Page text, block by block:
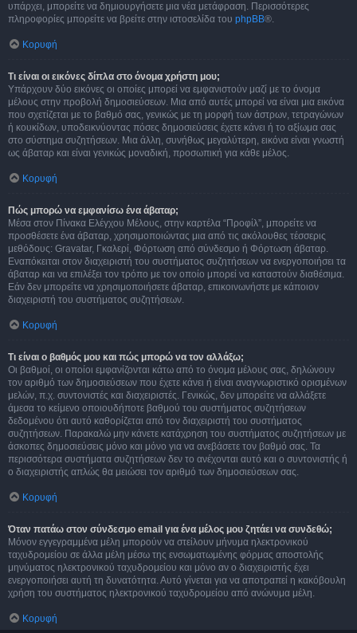
υπάρχει, μπορείτε να δημιουργήσετε μια νέα μετάφραση. Περισσότερες
πληροφορίες μπορείτε να βρείτε στην ιστοσελίδα του phpBB®.
Κορυφή
Τι είναι οι εικόνες δίπλα στο όνομα χρήστη μου;
Υπάρχουν δύο εικόνες οι οποίες μπορεί να εμφανιστούν μαζί με το όνομα
μέλους στην προβολή δημοσιεύσεων. Μια από αυτές μπορεί να είναι μια εικόνα
που σχετίζεται με το βαθμό σας, γενικώς με τη μορφή των άστρων, τετραγώνων
ή κουκίδων, υποδεικνύοντας πόσες δημοσιεύσεις έχετε κάνει ή το αξίωμα σας
στο σύστημα συζητήσεων. Μια άλλη, συνήθως μεγαλύτερη, εικόνα είναι γνωστή
ως άβαταρ και είναι γενικώς μοναδική, προσωπική για κάθε μέλος.
Κορυφή
Πώς μπορώ να εμφανίσω ένα άβαταρ;
Μέσα στον Πίνακα Ελέγχου Μέλους, στην καρτέλα “Προφίλ”, μπορείτε να
προσθέσετε ένα άβαταρ, χρησιμοποιώντας μια από τις ακόλουθες τέσσερις
μεθόδους: Gravatar, Γκαλερί, Φόρτωση από σύνδεσμο ή Φόρτωση άβαταρ.
Εναπόκειται στον διαχειριστή του συστήματος συζητήσεων να ενεργοποιήσει τα
άβαταρ και να επιλέξει τον τρόπο με τον οποίο μπορεί να καταστούν διαθέσιμα.
Εάν δεν μπορείτε να χρησιμοποιήσετε άβαταρ, επικοινωνήστε με κάποιον
διαχειριστή του συστήματος συζητήσεων.
Κορυφή
Τι είναι ο βαθμός μου και πώς μπορώ να τον αλλάξω;
Οι βαθμοί, οι οποίοι εμφανίζονται κάτω από το όνομα μέλους σας, δηλώνουν
τον αριθμό των δημοσιεύσεων που έχετε κάνει ή είναι αναγνωριστικό ορισμένων
μελών, π.χ. συντονιστές και διαχειριστές. Γενικώς, δεν μπορείτε να αλλάξετε
άμεσα το κείμενο οποιουδήποτε βαθμού του συστήματος συζητήσεων
δεδομένου ότι αυτό καθορίζεται από τον διαχειριστή του συστήματος
συζητήσεων. Παρακαλώ μην κάνετε κατάχρηση του συστήματος συζητήσεων με
άσκοπες δημοσιεύσεις μόνο και μόνο για να ανεβάσετε τον βαθμό σας. Τα
περισσότερα συστήματα συζητήσεων δεν το ανέχονται αυτό και ο συντονιστής ή
ο διαχειριστής απλώς θα μειώσει τον αριθμό των δημοσιεύσεων σας.
Κορυφή
Όταν πατάω στον σύνδεσμο email για ένα μέλος μου ζητάει να συνδεθώ;
Μόνον εγγεγραμμένα μέλη μπορούν να στείλουν μήνυμα ηλεκτρονικού
ταχυδρομείου σε άλλα μέλη μέσω της ενσωματωμένης φόρμας αποστολής
μηνύματος ηλεκτρονικού ταχυδρομείου και μόνο αν ο διαχειριστής έχει
ενεργοποιήσει αυτή τη δυνατότητα. Αυτό γίνεται για να αποτραπεί η κακόβουλη
χρήση του συστήματος ηλεκτρονικού ταχυδρομείου από ανώνυμα μέλη.
Κορυφή